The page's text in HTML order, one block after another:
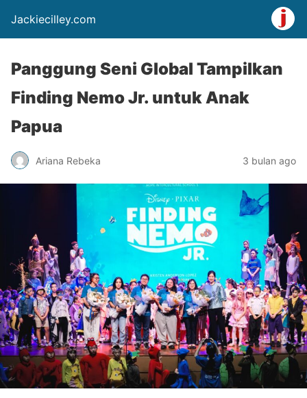
Jackiecilley.com
Panggung Seni Global Tampilkan
Finding Nemo Jr. untuk Anak
Papua
Ariana Rebeka 3 bulan ago